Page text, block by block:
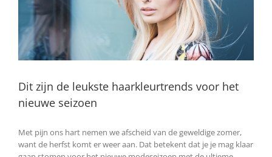
Dit zijn de leukste haarkleurtrends voor het
nieuwe seizoen
Met pijn ons hart nemen we afscheid van de geweldige zomer,
want de herfst komt er weer aan. Dat betekent dat je je mag klaar